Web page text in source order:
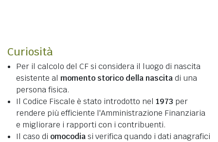
Curiosità
Per il calcolo del CF si considera il luogo di nascita
esistente al momento storico della nascitadi una
persona fisica.
Il Codice Fiscale è stato introdotto nel 1973 per
rendere più efficiente l'Amministrazione Finanziaria
e migliorare i rapporti con i contribuenti.
Il caso di omocodiasi verifica quando i dati anagrafici